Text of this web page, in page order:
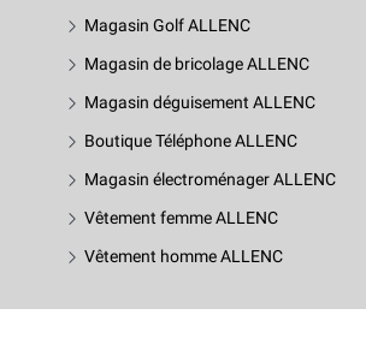
Magasin Golf ALLENC
Magasin de bricolage ALLENC
Magasin déguisement ALLENC
Boutique Téléphone ALLENC
Magasin électroménager ALLENC
Vêtement femme ALLENC
Vêtement homme ALLENC